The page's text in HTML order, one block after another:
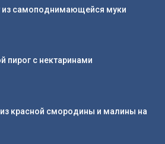
из самоподнимающейся муки
пирог с нектаринами
красной смородины и малины на